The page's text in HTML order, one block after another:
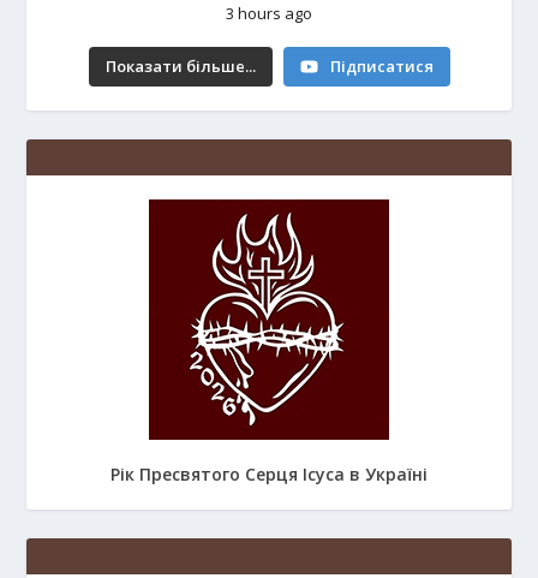
3 hours ago
Показати більше... Підписатися
Рік Пресвятого Серця Ісуса в Україні